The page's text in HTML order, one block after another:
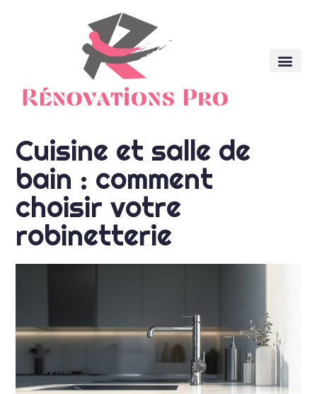
Cuisine et salle de
bain : comment
choisir votre
robinetterie